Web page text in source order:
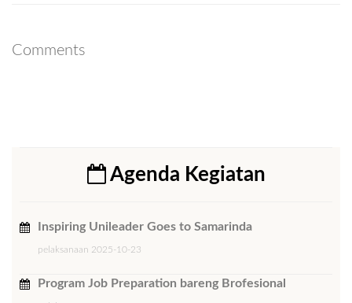
Comments
Agenda Kegiatan
Inspiring Unileader Goes to Samarinda
pelaksanaan 2025-10-23
Program Job Preparation bareng Brofesional